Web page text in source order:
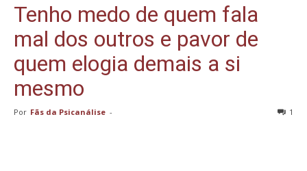
Tenho medo de quem fala
mal dos outros e pavor de
quem elogia demais a si
mesmo
Por Fãs da Psicanálise - 1